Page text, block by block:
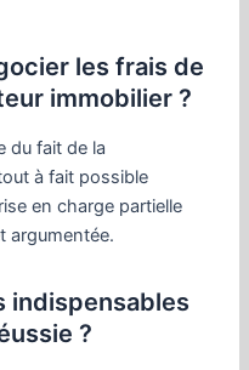
les frais de
immobilier ?
du fait de la
à fait possible
en charge partielle
argumentée.
indispensables
?